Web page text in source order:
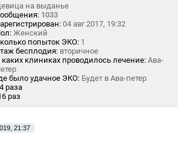
на выданье
1033
04 авг 2017, 19:32
Женский
попыток ЭКО: 1
бесплодия: вторичное
каких клиниках проводилось лечение: Ава-
было удачное ЭКО: Будет в Ава-петер
раза
раз
21:37